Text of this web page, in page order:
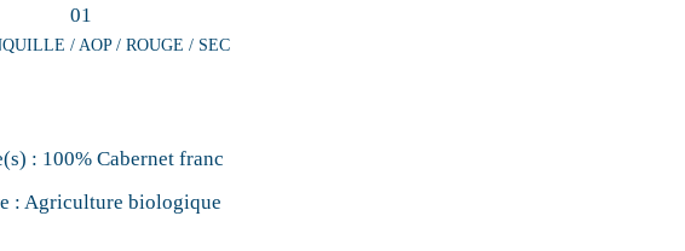
01
/ AOP / ROUGE / SEC
: 100% Cabernet franc
: Agriculture biologique